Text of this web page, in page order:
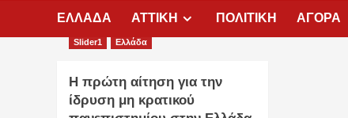
ΕΛΛΑΔΑ ΑΤΤΙΚΗ ΠΟΛΙΤΙΚΗ ΑΓΟΡΑ
Slider1 Ελλάδα
Η πρώτη αίτηση για την
ίδρυση μη κρατικού